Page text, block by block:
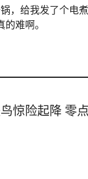
，给我发了个电
难啊。
惊险起降 零